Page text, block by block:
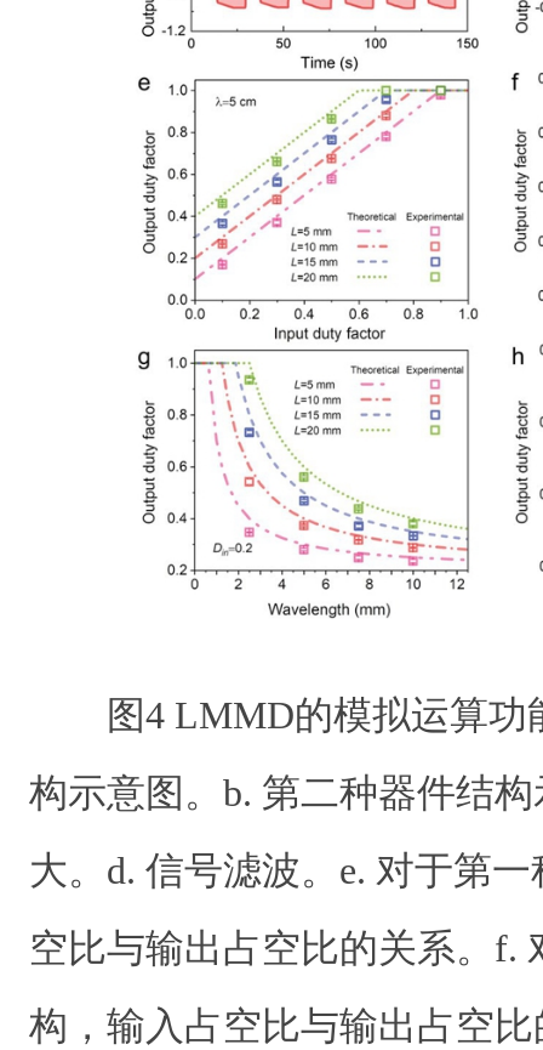
图4 LMMD的模拟运算功
构示意图。 b. 第二种器件结
大。 d. 信号滤波。 e. 对于第
空比与输出占空比的关系。 f.
构，输入占空比与输出占空